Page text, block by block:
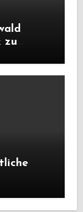
zu